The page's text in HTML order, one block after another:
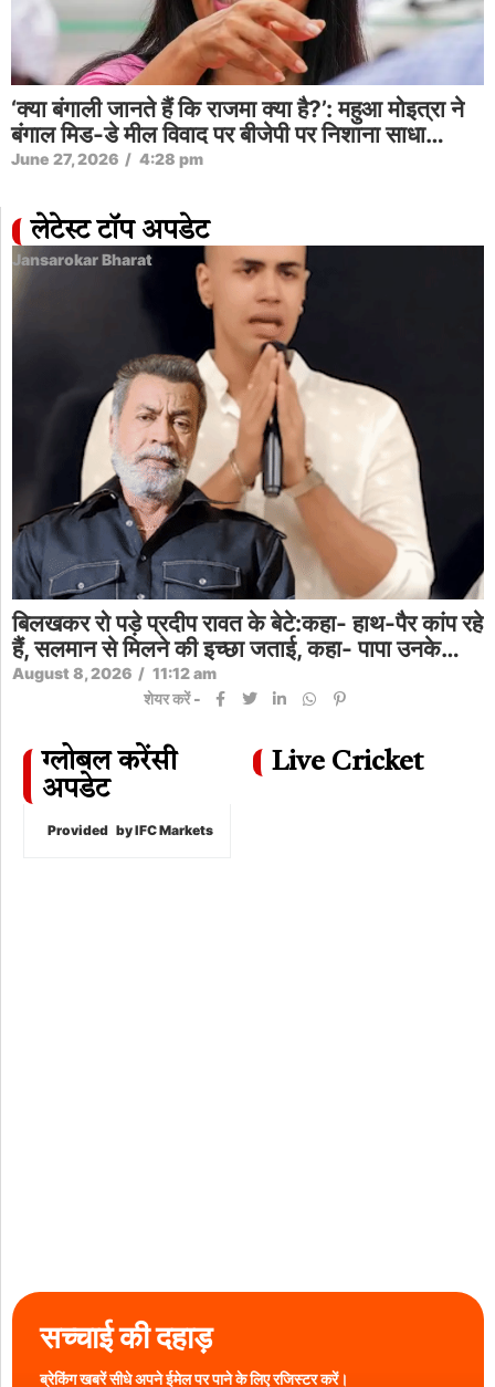
‘क्या बंगाली जानते हैं कि राजमा क्या है?’: महुआ मोइत्रा ने
बंगाल मिड-डे मील विवाद पर बीजेपी पर निशाना साधा…
June 27, 2026 / 4:28 pm
लेटेस्ट टॉप अपडेट
Jansarokar Bharat
बिलखकर रो पड़े प्रदीप रावत के बेटे:कहा- हाथ-पैर कांप रहे
हैं, सलमान से मिलने की इच्छा जताई, कहा- पापा उनके…
August 8, 2026 / 11:12 am
शेयर करें -
ग्लोबल करेंसी
अपडेट
Provided by IFC Markets
Live Cricket
सच्चाई की दहाड़
ब्रेकिंग खबरें सीधे अपने ईमेल पर पाने के लिए रजिस्टर करें।